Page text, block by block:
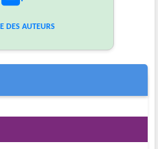
DES AUTEURS